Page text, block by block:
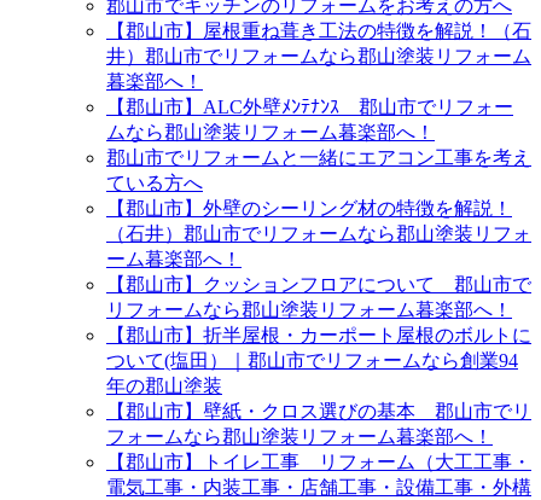
郡山市でキッチンのリフォームをお考えの方へ
【郡山市】屋根重ね葺き工法の特徴を解説！（石
井）郡山市でリフォームなら郡山塗装リフォーム
暮楽部へ！
【郡山市】ALC外壁ﾒﾝﾃﾅﾝｽ 郡山市でリフォー
ムなら郡山塗装リフォーム暮楽部へ！
郡山市でリフォームと一緒にエアコン工事を考え
ている方へ
【郡山市】外壁のシーリング材の特徴を解説！
（石井）郡山市でリフォームなら郡山塗装リフォ
ーム暮楽部へ！
【郡山市】クッションフロアについて 郡山市で
リフォームなら郡山塗装リフォーム暮楽部へ！
【郡山市】折半屋根・カーポート屋根のボルトに
ついて(塩田）｜郡山市でリフォームなら創業94
年の郡山塗装
【郡山市】壁紙・クロス選びの基本 郡山市でリ
フォームなら郡山塗装リフォーム暮楽部へ！
【郡山市】トイレ工事 リフォーム（大工工事・
電気工事・内装工事・店舗工事・設備工事・外構